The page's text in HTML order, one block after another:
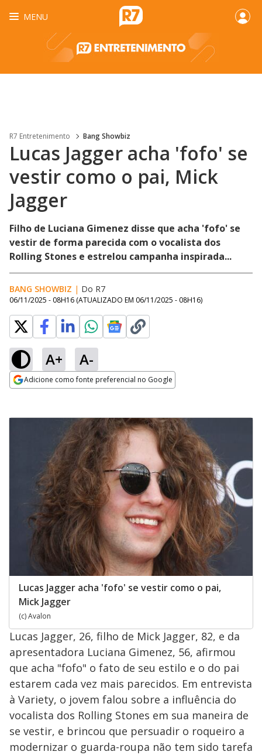
MENU
R7 Entretenimento Bang Showbiz
Lucas Jagger acha 'fofo' se
vestir como o pai, Mick
Jagger
Filho de Luciana Gimenez disse que acha 'fofo' se
vestir de forma parecida com o vocalista dos
Rolling Stones e estrelou campanha inspirada...
BANG SHOWBIZ | Do R7
06/11/2025 - 08H16 (ATUALIZADO EM 06/11/2025 - 08H16)
A+ A-
Adicione como fonte preferencial no Google
Lucas Jagger acha 'fofo' se vestir como o pai,
Mick Jagger
(c) Avalon
Lucas Jagger, 26, filho de Mick Jagger, 82, e da
apresentadora Luciana Gimenez, 56, afirmou
que acha "fofo" o fato de seu estilo e o do pai
estarem cada vez mais parecidos. Em entrevista
à Variety, o jovem falou sobre a influência do
vocalista dos Rolling Stones em sua maneira de
se vestir, e brincou que persuadir o roqueiro a
modernizar o guarda-roupa não tem sido tarefa